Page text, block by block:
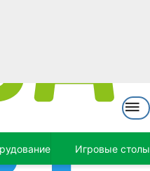
Игровые столы